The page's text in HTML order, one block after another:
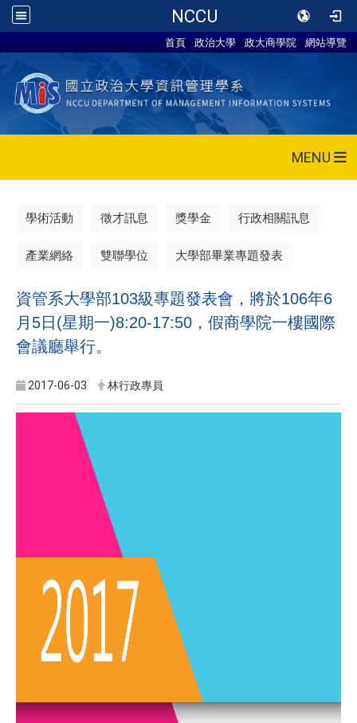
NCCU
首頁 政治大學 政大商學院 網站導覽
MENU
學術活動 徵才訊息 獎學金 行政相關訊息
產業網絡 雙聯學位 大學部畢業專題發表
資管系大學部103級專題發表會，將於106年6
月5日(星期一)8:20-17:50，假商學院一樓國際
會議廳舉行。
2017-06-03 林行政專員